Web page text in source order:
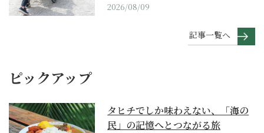
2026/08/09
記事一覧へ
ピックアップ
タヒチでしか味わえない、「海の
民」の記憶へとつながる旅